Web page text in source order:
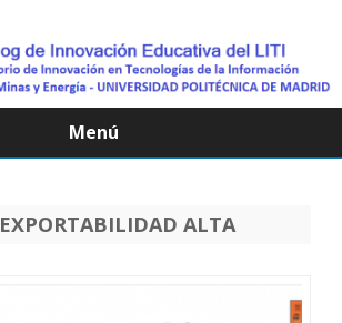
Menú
Saltar
EXPORTABILIDAD ALTA